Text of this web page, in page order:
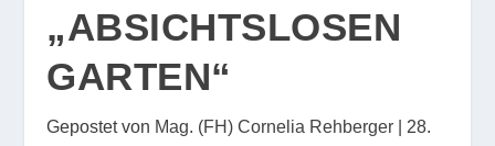
„ABSICHTSLOSEN
GARTEN“
Gepostet von Mag. (FH) Cornelia Rehberger
28.